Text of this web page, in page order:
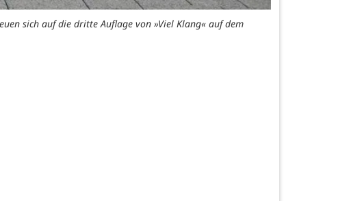
sich auf die dritte Auflage von »Viel Klang« auf dem